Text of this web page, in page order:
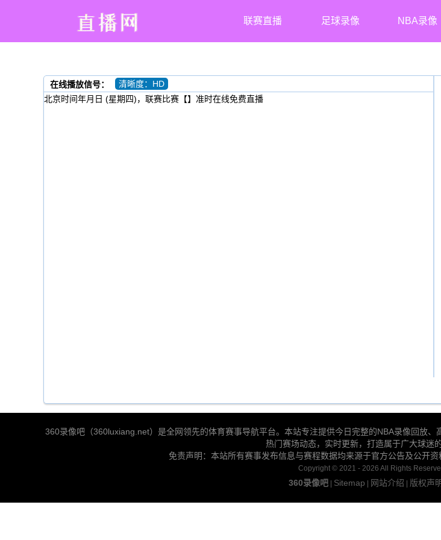
联赛直播 足球录像 NBA录像
在线播放信号：
清晰度：HD
北京时间年月日 (星期四)，联赛比赛【】准时在线免费直播
360录像吧（360luxiang.net）是全网领先的体育赛事导航平台。本站专注提供今日完整的NBA录像回放
热门赛场动态，实时更新，打造属于广大球迷
免责声明：本站所有赛事发布信息与赛程数据均来源于官方公告及公开
Copyright © 2021 - 2026 All Rights
360录像吧| Sitemap 网站介绍 版权声